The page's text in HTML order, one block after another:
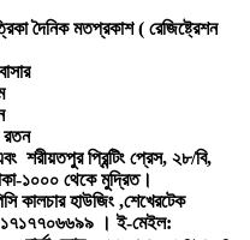
দৈনিক মতপ্রকাশ ( রেজিষ্ট্রেশন
রতন
শরীয়তপুর প্রিন্টিং প্রেস, ২৮/বি,
১০০০ থেকে মুদ্রিত।
কালচার হাউজিং ,শেখেরটেক
। ই-মেইল: